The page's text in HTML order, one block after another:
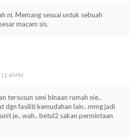
ni. Memang sesuai untuk sebuah
macam sis.
PM
tersusun seni binaan rumah nie..
dgn fasiliti kemudahan lain.. mmg jadi
je.. wah.. betul2 sakan permintaan